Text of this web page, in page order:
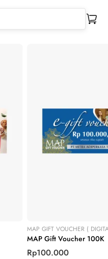
MAP GIFT VOUCHER (
MAP Gift Voucher 100K
Rp100.000